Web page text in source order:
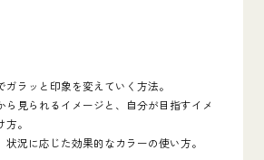
ガラッと印象を変えていく方法。
ら見られるイメージと、自分が目指すイメ
。
状況に応じた効果的なカラーの使い方。